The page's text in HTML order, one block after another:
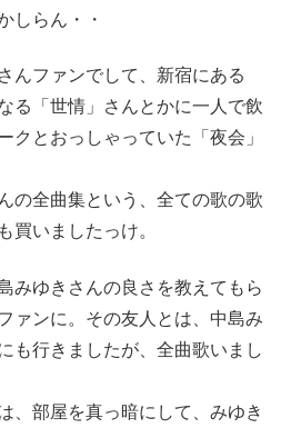
しらん・・
んファンでして、新宿にある
る「世情」さんとかに一人で飲
クとおっしゃっていた「夜会」
の全曲集という、全ての歌の歌
買いましたっけ。
みゆきさんの良さを教えてもら
ァンに。その友人とは、中島み
も行きましたが、全曲歌いまし
、部屋を真っ暗にして、みゆき